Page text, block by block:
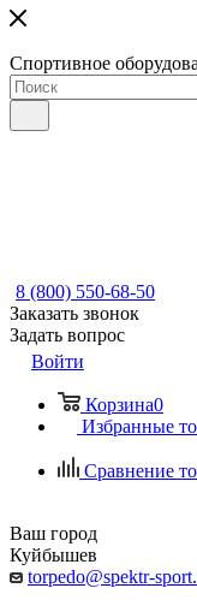
Спортивное
8 (800) 550-68-50
Заказать звонок
Задать вопрос
Войти
Корзина0
Избранные
Сравнение
Ваш город
Куйбышев
torpedo@spektr-